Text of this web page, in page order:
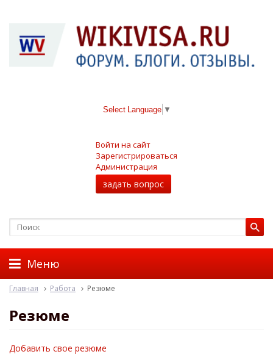
Select Language ▼
Войти на сайт
Зарегистрироваться
Администрация
задать вопрос
Меню
Главная Работа Резюме
Резюме
Добавить свое резюме